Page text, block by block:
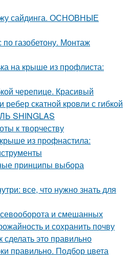
сайдинга. ОСНОВНЫЕ
газобетону. Монтаж
на крыше из профлиста:
черепице. Красивый
скатной кровли с гибкой
SHINGLAS
к творчеству
из профнастила:
принципы выбора
все, что нужно знать для
и смешанных
и сохранить почву
это правильно
правильно. Подбор цвета